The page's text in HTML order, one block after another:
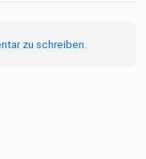
zu schreiben.